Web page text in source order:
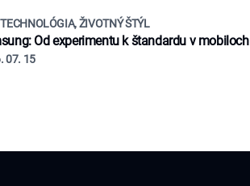
ŽIVOTNÝ ŠTÝL
Od experimentu k štandardu v mobiloch
07. 15